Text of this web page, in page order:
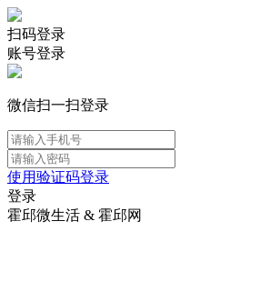
扫码登录
账号登录
微信扫一扫登录
使用验证码登录
登录
霍邱微生活 & 霍邱网